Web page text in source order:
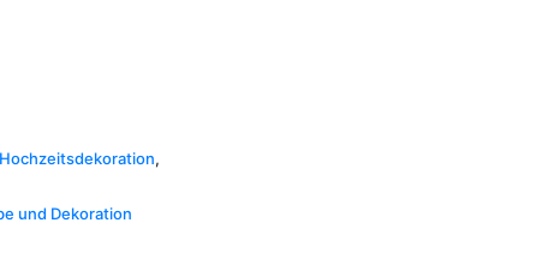
Hochzeitsdekoration,
und Dekoration